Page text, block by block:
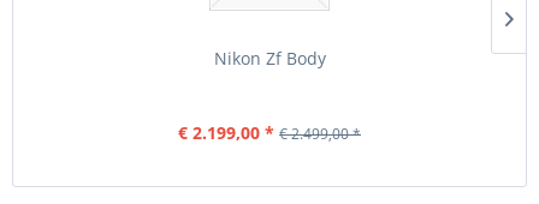
Nikon Zf Body
€ 2.199,00 * € 2.499,00 *